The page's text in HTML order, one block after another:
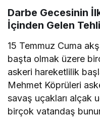
Darbe Gecesinin
İçinden Gelen
15 Temmuz Cuma
başta olmak üzere
askeri hareketlilik
Mehmet Köprüleri
savaş uçakları alçak
birçok vatandaş